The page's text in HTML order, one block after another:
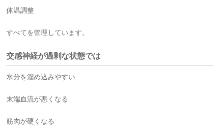
体温調整
すべてを管理しています。
交感神経が過剰な状態では
水分を溜め込みやすい
末端血流が悪くなる
筋肉が硬くなる